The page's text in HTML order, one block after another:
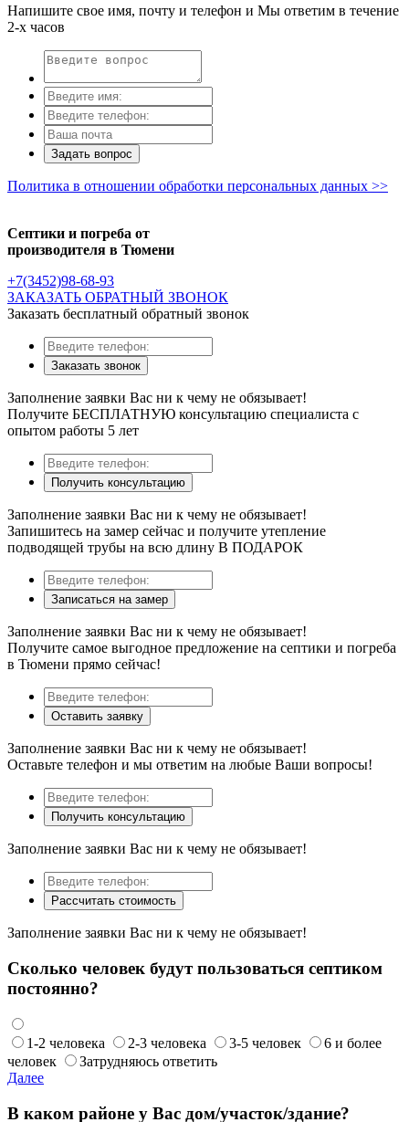
Напишите свое имя, почту и телефон и Мы ответим в течение
2-х часов
Задать вопрос
Политика в отношении обработки персональных данных >>
Септики и погреба от
производителя в Тюмени
+7(3452)98-68-93
ЗАКАЗАТЬ ОБРАТНЫЙ ЗВОНОК
Заказать бесплатный обратный звонок
Заказать звонок
Заполнение заявки Вас ни к чему не обязывает!
Получите БЕСПЛАТНУЮ консультацию специалиста с
опытом работы 5 лет
Получить консультацию
Заполнение заявки Вас ни к чему не обязывает!
Запишитесь на замер сейчас и получите утепление
подводящей трубы на всю длину В ПОДАРОК
Записаться на замер
Заполнение заявки Вас ни к чему не обязывает!
Получите самое выгодное предложение на септики и погреба
в Тюмени прямо сейчас!
Оставить заявку
Заполнение заявки Вас ни к чему не обязывает!
Оставьте телефон и мы ответим на любые Ваши вопросы!
Получить консультацию
Заполнение заявки Вас ни к чему не обязывает!
Рассчитать стоимость
Заполнение заявки Вас ни к чему не обязывает!
Сколько человек будут пользоваться септиком
постоянно?
1-2 человека 2-3 человека 3-5 человек
6 и более
человек
Затрудняюсь ответить
Далее
В каком районе у Вас дом/участок/здание?